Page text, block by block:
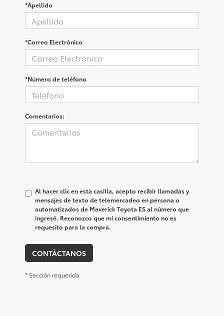
*Apellido
*Correo Electrónico
*Número de teléfono
Comentarios:
Al hacer clic en esta casilla, acepto recibir llamadas y
mensajes de texto de telemercadeo en persona o
automatizados de Maverick Toyota ES al número que
ingresé. Reconozco que mi consentimiento no es
requesito para la compra.
CONTÁCTANOS
* Sección requerida